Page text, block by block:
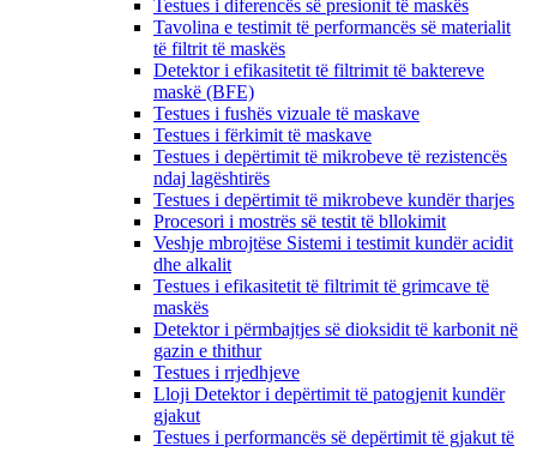
Testues i diferencës së presionit të maskës
Tavolina e testimit të performancës së materialit
të filtrit të maskës
Detektor i efikasitetit të filtrimit të baktereve
maskë (BFE)
Testues i fushës vizuale të maskave
Testues i fërkimit të maskave
Testues i depërtimit të mikrobeve të rezistencës
ndaj lagështirës
Testues i depërtimit të mikrobeve kundër tharjes
Procesori i mostrës së testit të bllokimit
Veshje mbrojtëse Sistemi i testimit kundër acidit
dhe alkalit
Testues i efikasitetit të filtrimit të grimcave të
maskës
Detektor i përmbajtjes së dioksidit të karbonit në
gazin e thithur
Testues i rrjedhjeve
Lloji Detektor i depërtimit të patogjenit kundër
gjakut
Testues i performancës së depërtimit të gjakut të